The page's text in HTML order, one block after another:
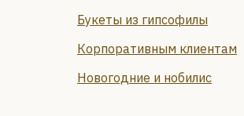
Букеты из гипсофилы
Корпоративным клиентам
Новогодние и нобилис